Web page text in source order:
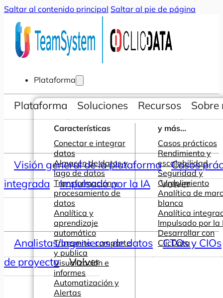
Saltar al contenido principal Saltar al pie de página
Plataforma
Características
Conectar e integrar
datos
Almacén de datos y
lago de datos
Transformación y
procesamiento de
datos
Analítica y
aprendizaje
automático
Transmite, comparte
y publica
Visualización e
informes
Automatización y
Alertas
y más...
Casos prácticos
Rendimiento y
escalabilidad
Seguridad y
Cumplimiento
Analítica de
blanca
Analítica
Impulsado por la
Desarrollar con
ClicData
Plataforma Soluciones Recursos Sobre
Visión general de la plataforma
Casos
integrada
Impulsado por la IA Volver
Analistas/Ingenieros de datos
CTOs y CIOs
de proyecto
Volver